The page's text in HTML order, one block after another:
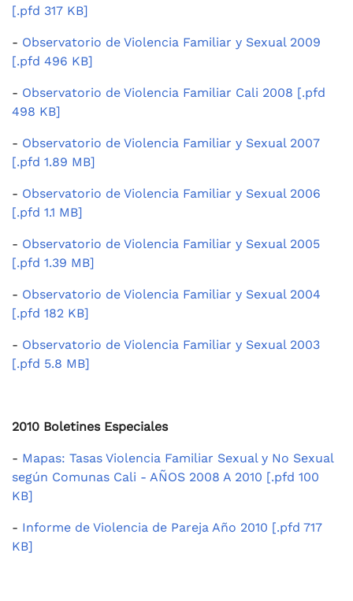
[.pfd 317 KB]
- Observatorio de Violencia Familiar y Sexual 2009
[.pfd 496 KB]
- Observatorio de Violencia Familiar Cali 2008 [.pfd
498 KB]
- Observatorio de Violencia Familiar y Sexual 2007
[.pfd 1.89 MB]
- Observatorio de Violencia Familiar y Sexual 2006
[.pfd 1.1 MB]
- Observatorio de Violencia Familiar y Sexual 2005
[.pfd 1.39 MB]
- Observatorio de Violencia Familiar y Sexual 2004
[.pfd 182 KB]
- Observatorio de Violencia Familiar y Sexual 2003
[.pfd 5.8 MB]
2010 Boletines Especiales
- Mapas: Tasas Violencia Familiar Sexual y No Sexual
según Comunas Cali - AÑOS 2008 A 2010 [.pfd 100
KB]
- Informe de Violencia de Pareja Año 2010 [.pfd 717
KB]